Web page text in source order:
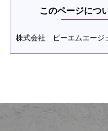
このページにつ
株式会社 ピーエムエージ